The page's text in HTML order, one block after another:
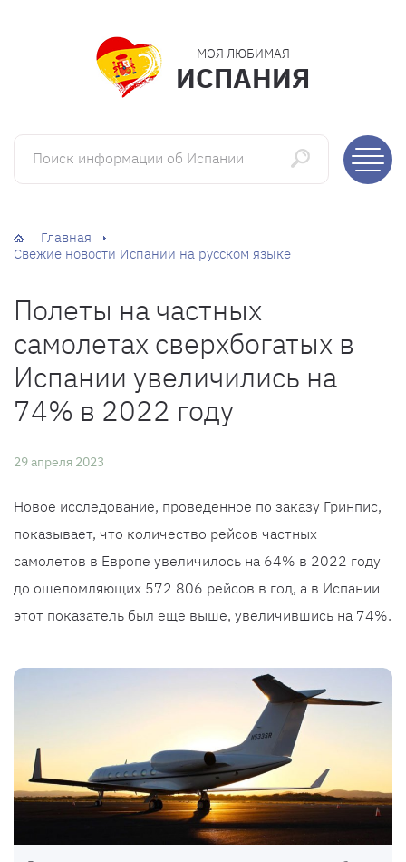
МОЯ ЛЮБИМАЯ
ИСПАНИЯ
Поиск информации об Испании
Главная
Свежие новости Испании на русском языке
Полеты на частных
самолетах сверхбогатых в
Испании увеличились на
74% в 2022 году
29 апреля 2023
Новое исследование, проведенное по заказу Гринпис,
показывает, что количество рейсов частных
самолетов в Европе увеличилось на 64% в 2022 году
до ошеломляющих 572 806 рейсов в год, а в Испании
этот показатель был еще выше, увеличившись на 74%.